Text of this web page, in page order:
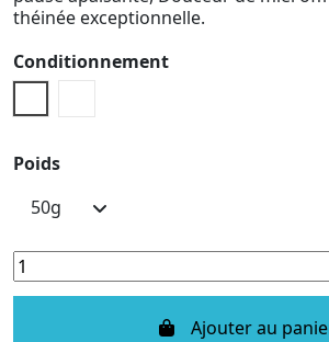
théinée exceptionnelle.
Conditionnement
Poids
Ajouter au